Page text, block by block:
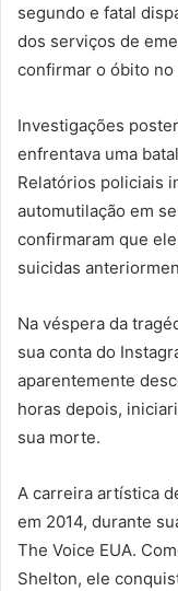
segundo e fatal
dos serviços de
confirmar o óbito no
Investigações
enfrentava uma
Relatórios policiais
automutilação em
confirmaram que
suicidas
Na véspera da
sua conta do
aparentemente
horas depois,
sua morte.
A carreira artística
em 2014, durante
The Voice EUA.
Shelton, ele